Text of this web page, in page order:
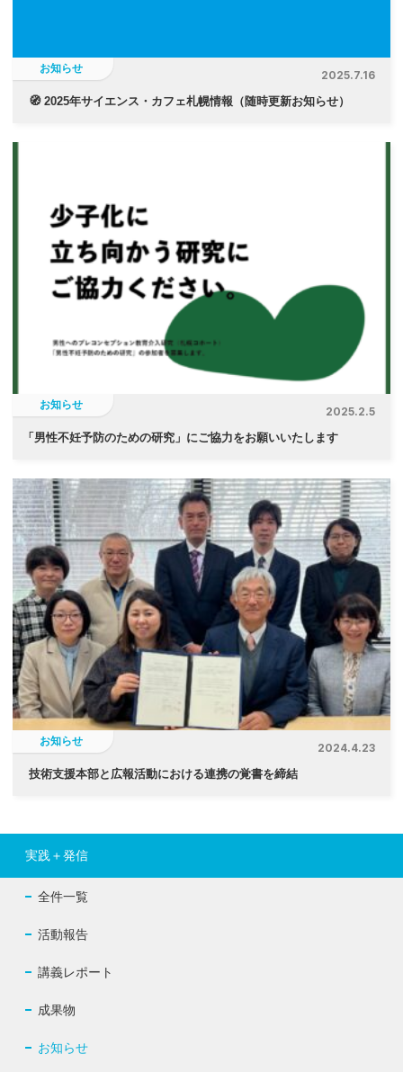
お知らせ
2025.7.16
🧭 2025年サイエンス・カフェ札幌情報（随時更新お知らせ）
お知らせ
2025.2.5
「 男性不妊予防のための研究」にご協力をお願いいたします
お知らせ
2024.4.23
技術支援本部と広報活動における連携の覚書を締結
実践＋発信
全件一覧
活動報告
講義レポート
成果物
お知らせ